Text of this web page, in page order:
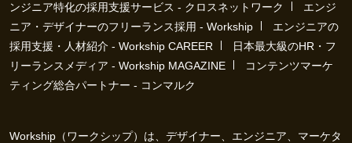
ンジニア特化の採用支援サービス - クロスネットワーク
エンジ
ニア・デザイナーのフリーランス採用 - Workship
エンジニアの
採用支援・人材紹介 - Workship CAREER
日本最大級のHR・フ
リーランスメディア - Workship MAGAZINE
コンテンツマーケ
ティング総合パートナー - コンマルク
Workship（ワークシップ）は、デザイナー、エンジニア、マーケタ